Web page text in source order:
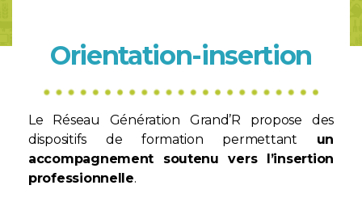
Orientation-insertion
Le Réseau Génération Grand’R propose des
dispositifs de formation permettant un
accompagnement soutenu vers l’insertion
professionnelle.